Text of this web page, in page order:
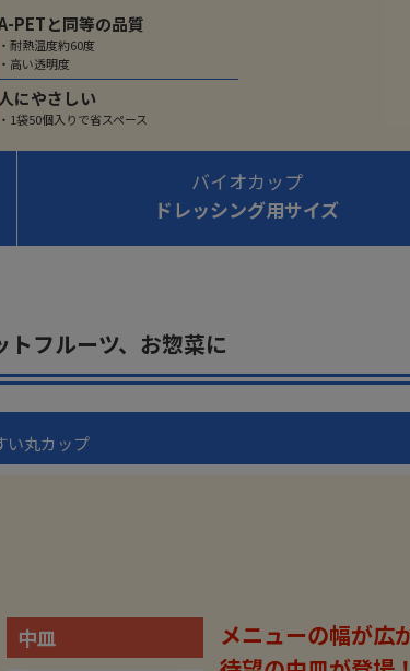
PETと同等の品質
・耐熱温度約60度
・高い透明度
人にやさしい
・1袋50個入りで省スペース
バイオカップ
ドレッシング用サイズ
トフルーツ、お惣菜に
い丸カップ
中皿
メニューの幅が広